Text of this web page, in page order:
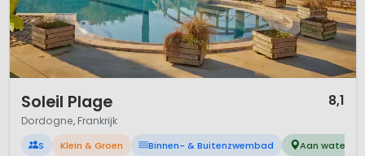
natuur en historie willen combineren.
Soleil Plage 8,1
Dordogne, Frankrijk
S Klein & Groen Binnen- & Buitenzwembad Aan water